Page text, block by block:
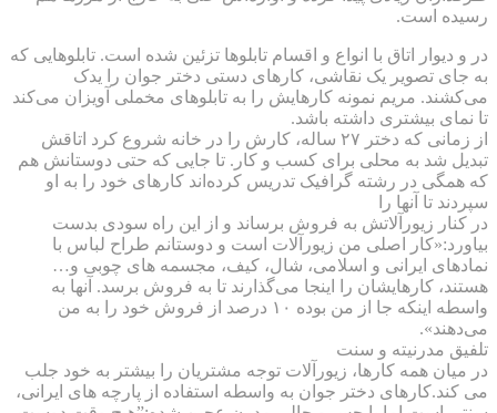
رسیده است.
در و دیوار اتاق با انواع و اقسام تابلوها تزئین شده است. تابلوهایی که
به جای تصویر یک نقاشی، کارهای دستی دختر جوان را یدک
می‌کشند. مریم نمونه کارهایش را به تابلوهای مخملی آویزان می‌کند
تا نمای بیشتری داشته باشد.
از زمانی که دختر ۲۷ ساله، کارش را در خانه شروع کرد اتاقش
تبدیل شد به محلی برای کسب و کار. تا جایی که حتی دوستانش هم
که همگی در رشته گرافیک تدریس کرده‌اند کارهای خود را به او
سپردند تا آنها را
در کنار زیورآلاتش به فروش برساند و از این راه سودی بدست
بیاورد:«کار اصلی من زیورآلات است و دوستانم طراح لباس با
نمادهای ایرانی و اسلامی، شال، کیف، مجسمه های چوبی و…
هستند، کارهایشان را اینجا می‌گذارند تا به فروش برسد. آنها به
واسطه اینکه جا از من بوده ۱۰ درصد از فروش خود را به من
می‌دهند».
تلفیق مدرنیته و سنت
در میان همه کارها، زیورآلات توجه مشتریان را بیشتر به خود جلب
می کند.کارهای دختر جوان به واسطه استفاده از پارچه های ایرانی،